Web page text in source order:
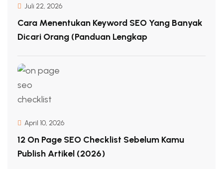
Juli 22, 2026
Cara Menentukan Keyword SEO Yang Banyak
Dicari Orang (Panduan Lengkap
April 10, 2026
12 On Page SEO Checklist Sebelum Kamu
Publish Artikel (2026)